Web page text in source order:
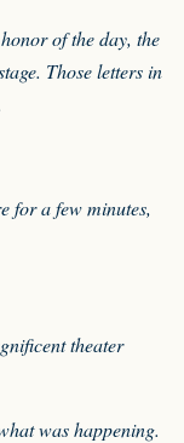
of the day, the
Those letters in
for a few minutes,
theater
was happening.